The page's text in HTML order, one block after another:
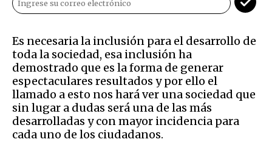
Es necesaria la inclusión para el desarrollo de
toda la sociedad, esa inclusión ha
demostrado que es la forma de generar
espectaculares resultados y por ello el
llamado a esto nos hará ver una sociedad que
sin lugar a dudas será una de las más
desarrolladas y con mayor incidencia para
cada uno de los ciudadanos.